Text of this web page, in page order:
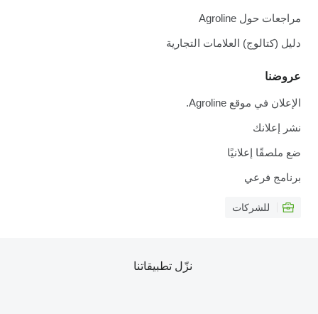
مراجعات حول Agroline
دليل (كتالوج) العلامات التجارية
عروضنا
الإعلان في موقع Agroline.
نشر إعلانك
ضع ملصقًا إعلانيًا
برنامج فرعي
للشركات
نزّل تطبيقاتنا